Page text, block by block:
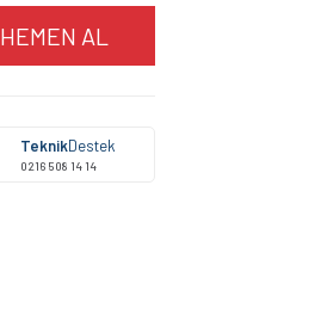
HEMEN AL
TeknikDestek
0216 508 14 14